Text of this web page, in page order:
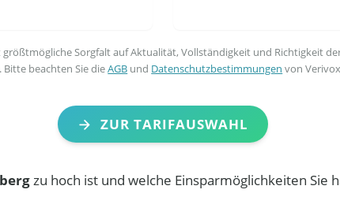
Sorgfalt auf Aktualität, Vollständigkeit und Richtigkeit
beachten Sie dieAGB und Datenschutzbestimmungen von
ZUR TARIFAUSWAHL
zu hoch ist und welche Einsparmöglichkeiten Sie